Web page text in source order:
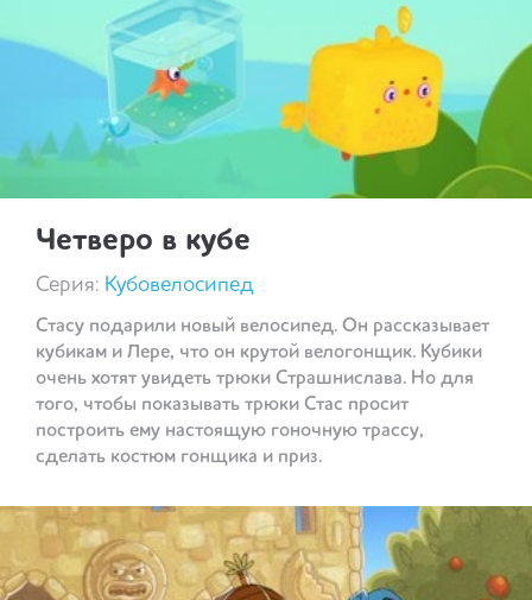
Четверо в кубе
Серия: Кубовелосипед
Стасу подарили новый велосипед. Он рассказывает
кубикам и Лере, что он крутой велогонщик. Кубики
очень хотят увидеть трюки Страшнислава. Но для
того, чтобы показывать трюки Стас просит
построить ему настоящую гоночную трассу,
сделать костюм гонщика и приз.